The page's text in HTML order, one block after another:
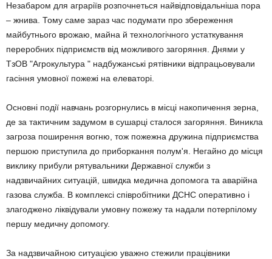
Незабаром для аграріїв розпочнеться найвідповідальніша пора
– жнива. Тому саме зараз час подумати про збереження
майбутнього врожаю, майна й технологічного устаткування
переробних підприємств від можливого загоряння. Днями у
ТзОВ "Агрокультура " надбужанські рятівники відпрацьовували
гасіння умовної пожежі на елеваторі.
Основні події навчань розгорнулись в місці накопичення зерна,
де за тактичним задумом в сушарці сталося загоряння. Виникла
загроза поширення вогню, тож пожежна дружина підприємства
першою приступила до приборкання полум'я. Негайно до місця
виклику прибули рятувальники Державної служби з
надзвичайних ситуацій, швидка медична допомога та аварійна
газова служба. В комплексі співробітники ДСНС оперативно і
злагоджено ліквідували умовну пожежу та надали потерпілому
першу медичну допомогу.
За надзвичайною ситуацією уважно стежили працівники